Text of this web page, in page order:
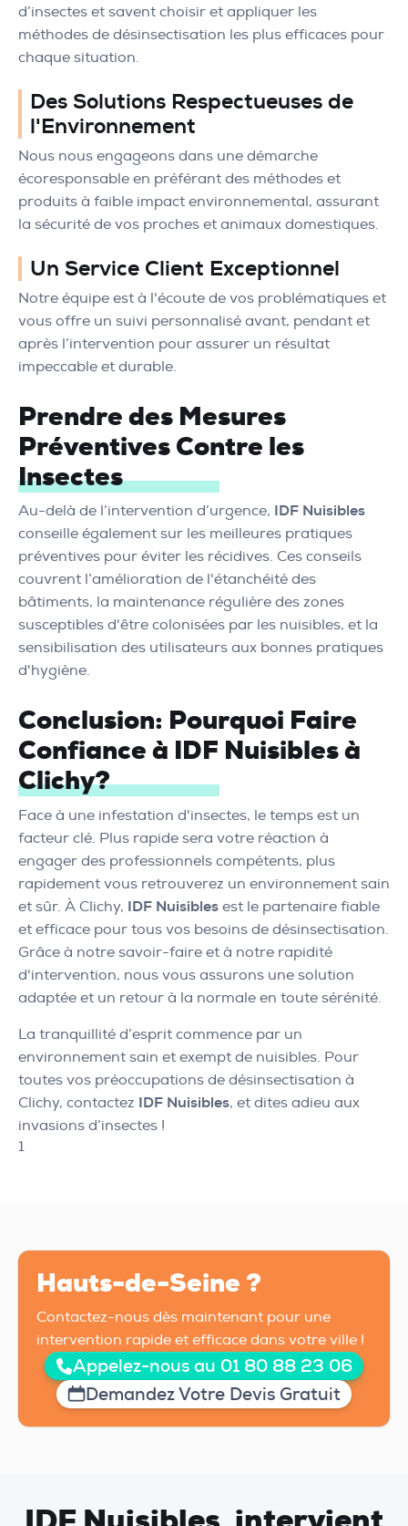
d’insectes et savent choisir et appliquer les
méthodes de désinsectisation les plus efficaces pour
chaque situation.
Des Solutions Respectueuses de
l'Environnement
Nous nous engageons dans une démarche
écoresponsable en préférant des méthodes et
produits à faible impact environnemental, assurant
la sécurité de vos proches et animaux domestiques.
Un Service Client Exceptionnel
Notre équipe est à l'écoute de vos problématiques et
vous offre un suivi personnalisé avant, pendant et
après l’intervention pour assurer un résultat
impeccable et durable.
Prendre des Mesures
Préventives Contre les
Insectes
Au-delà de l’intervention d’urgence, IDF Nuisibles
conseille également sur les meilleures pratiques
préventives pour éviter les récidives. Ces conseils
couvrent l’amélioration de l'étanchéité des
bâtiments, la maintenance régulière des zones
susceptibles d'être colonisées par les nuisibles, et la
sensibilisation des utilisateurs aux bonnes pratiques
d'hygiène.
Conclusion: Pourquoi Faire
Confiance à IDF Nuisibles à
Clichy?
Face à une infestation d'insectes, le temps est un
facteur clé. Plus rapide sera votre réaction à
engager des professionnels compétents, plus
rapidement vous retrouverez un environnement sain
et sûr. À Clichy, IDF Nuisibles est le partenaire fiable
et efficace pour tous vos besoins de désinsectisation.
Grâce à notre savoir-faire et à notre rapidité
d'intervention, nous vous assurons une solution
adaptée et un retour à la normale en toute sérénité.
La tranquillité d’esprit commence par un
environnement sain et exempt de nuisibles. Pour
toutes vos préoccupations de désinsectisation à
Clichy, contactez IDF Nuisibles, et dites adieu aux
invasions d’insectes !
1
Hauts-de-Seine ?
Contactez-nous dès maintenant pour une
intervention rapide et efficace dans votre ville !
Appelez-nous au 01 80 88 23 06
Demandez Votre Devis Gratuit